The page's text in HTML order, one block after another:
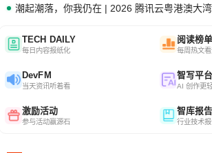
潮起潮落，你我仍在 | 2026 腾讯云粤港澳大
TECH DAILY
每日内容报纸化
阅读榜单
每周热文
DevFM
当天资讯听着看
智写平台
AI 创作更
激励活动
参与活动赢源石
智库报告
行业技术